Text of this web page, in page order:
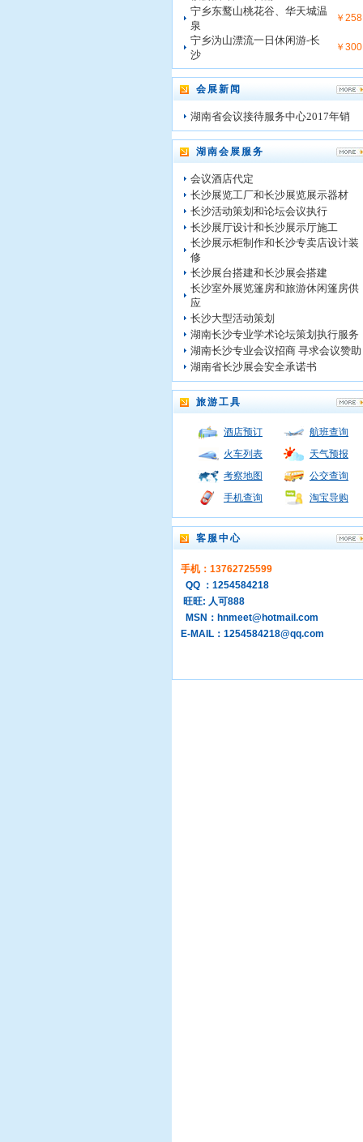
宁乡东鹜山桃花谷、华天城温
泉
￥258
宁乡沩山漂流一日休闲游-长
沙
￥300
会展新闻
湖南省会议接待服务中心2017年销
湖南会展服务
会议酒店代定
长沙展览工厂和长沙展览展示器材
长沙活动策划和论坛会议执行
长沙展厅设计和长沙展示厅施工
长沙展示柜制作和长沙专卖店设计装
修
长沙展台搭建和长沙展会搭建
长沙室外展览篷房和旅游休闲篷房供
应
长沙大型活动策划
湖南长沙专业学术论坛策划执行服务
湖南长沙专业会议招商 寻求会议赞助
湖南省长沙展会安全承诺书
旅游工具
酒店预订
航班查询
火车列表
天气预报
考察地图
公交查询
手机查询
淘宝导购
客服中心
手机：13762725599
QQ ：1254584218
旺旺: 人可888
MSN：hnmeet@hotmail.com
E-MAIL：1254584218@qq.com